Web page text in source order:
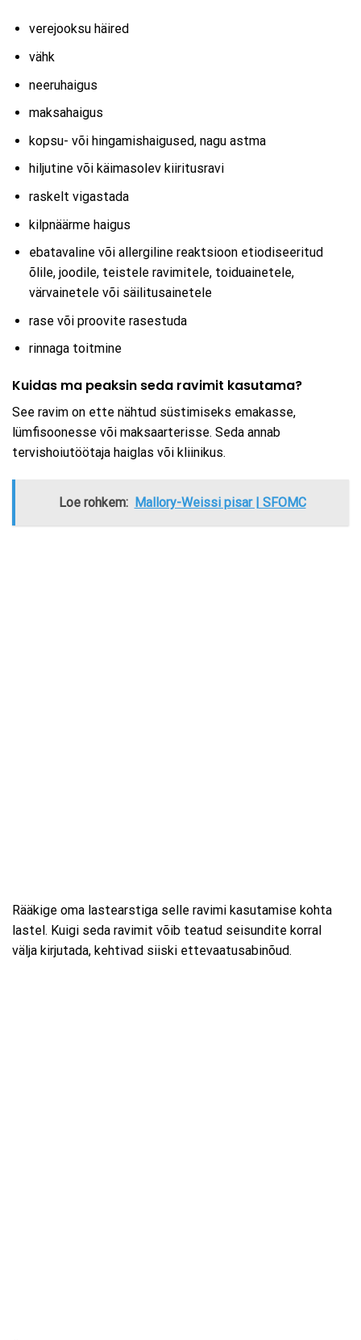
verejooksu häired
vähk
neeruhaigus
maksahaigus
kopsu- või hingamishaigused, nagu astma
hiljutine või käimasolev kiiritusravi
raskelt vigastada
kilpnäärme haigus
ebatavaline või allergiline reaktsioon etiodiseeritud
õlile, joodile, teistele ravimitele, toiduainetele,
värvainetele või säilitusainetele
rase või proovite rasestuda
rinnaga toitmine
Kuidas ma peaksin seda ravimit kasutama?
See ravim on ette nähtud süstimiseks emakasse,
lümfisoonesse või maksaarterisse. Seda annab
tervishoiutöötaja haiglas või kliinikus.
Loe rohkem: Mallory-Weissi pisar | SFOMC
Rääkige oma lastearstiga selle ravimi kasutamise kohta
lastel. Kuigi seda ravimit võib teatud seisundite korral
välja kirjutada, kehtivad siiski ettevaatusabinõud.